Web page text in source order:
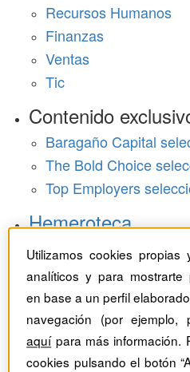
Recursos Humanos
Finanzas
Ventas
Tic
Contenido
Baragaño Capital
The Bold Choice
Top Employers
Hemeroteca
Monográficos
Dossieres
Revistas del mes
Utilizamos cookies
analíticos y para mostrarte
en base a un perfil
navegación (por ejemplo,
aquípara más información.
cookies pulsando el botón